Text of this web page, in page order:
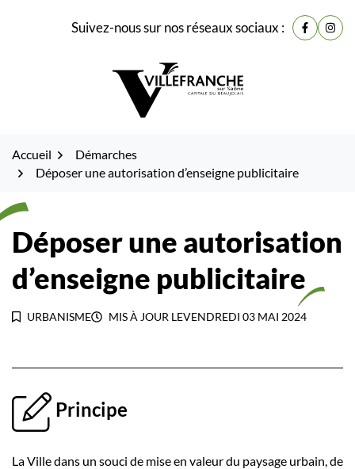
Suivez-nous sur nos réseaux sociaux : Lien vers
Lien
Accueil
Démarches
Déposer une autorisation d’enseigne publicitaire
Déposer une autorisation
d’enseigne publicitaire
URBANISME MIS À JOUR LEVENDREDI 03 MAI 2024
Principe
La Ville dans un souci de mise en valeur du paysage urbain, de